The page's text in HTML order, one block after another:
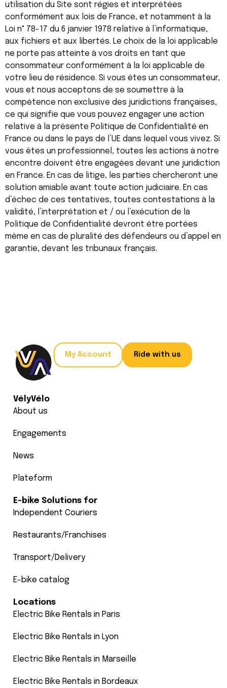
utilisation du Site sont régies et interprétées
conformément aux lois de France, et notamment à la
Loi n° 78-17 du 6 janvier 1978 relative à l’informatique,
aux fichiers et aux libertés. Le choix de la loi applicable
ne porte pas atteinte à vos droits en tant que
consommateur conformément à la loi applicable de
votre lieu de résidence. Si vous êtes un consommateur,
vous et nous acceptons de se soumettre à la
compétence non exclusive des juridictions françaises,
ce qui signifie que vous pouvez engager une action
relative à la présente Politique de Confidentialité en
France ou dans le pays de l’UE dans lequel vous vivez. Si
vous êtes un professionnel, toutes les actions à notre
encontre doivent être engagées devant une juridiction
en France. En cas de litige, les parties chercheront une
solution amiable avant toute action judiciaire. En cas
d’échec de ces tentatives, toutes contestations à la
validité, l’interprétation et / ou l’exécution de la
Politique de Confidentialité devront être portées
même en cas de pluralité des défendeurs ou d’appel en
garantie, devant les tribunaux français.
My Account Ride with us
VélyVélo
About us
Engagements
News
Plateform
E-bike Solutions for
Independent Couriers
Restaurants/Franchises
Transport/Delivery
E-bike catalog
Locations
Electric Bike Rentals in Paris
Electric Bike Rentals in Lyon
Electric Bike Rentals in Marseille
Electric Bike Rentals in Bordeaux